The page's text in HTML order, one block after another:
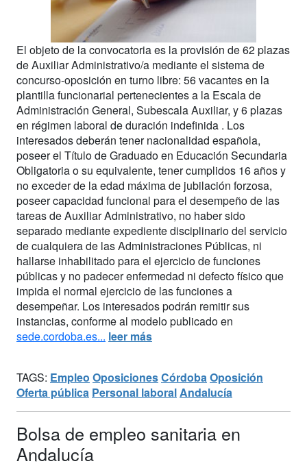
El objeto de la convocatoria es la provisión de 62 plazas
de Auxiliar Administrativo/a mediante el sistema de
concurso-oposición en turno libre: 56 vacantes en la
plantilla funcionarial pertenecientes a la Escala de
Administración General, Subescala Auxiliar, y 6 plazas
en régimen laboral de duración indefinida . Los
interesados deberán tener nacionalidad española,
poseer el Título de Graduado en Educación Secundaria
Obligatoria o su equivalente, tener cumplidos 16 años y
no exceder de la edad máxima de jubilación forzosa,
poseer capacidad funcional para el desempeño de las
tareas de Auxiliar Administrativo, no haber sido
separado mediante expediente disciplinario del servicio
de cualquiera de las Administraciones Públicas, ni
hallarse inhabilitado para el ejercicio de funciones
públicas y no padecer enfermedad ni defecto físico que
impida el normal ejercicio de las funciones a
desempeñar. Los interesados podrán remitir sus
instancias, conforme al modelo publicado en
sede.cordoba.es... leer más
TAGS: Empleo OposicionesCórdobaOposición
Oferta pública Personal laboralAndalucía
Bolsa de empleo sanitaria en
Andalucía